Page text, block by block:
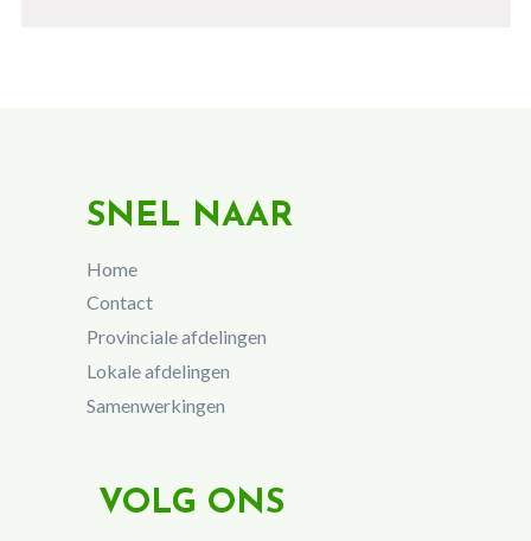
SNEL NAAR
Home
Contact
Provinciale afdelingen
Lokale afdelingen
Samenwerkingen
VOLG ONS